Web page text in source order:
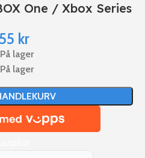
One / Xbox Series
kr
På lager
På lager